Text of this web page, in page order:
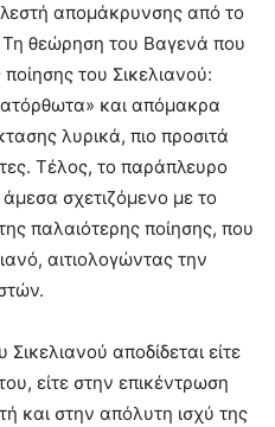
απομάκρυνσης από το
Τη θεώρηση του Βαγενά που
του Σικελιανού:
και απόμακρα
λυρικά, πιο προσιτά
Τέλος, το παράπλευρο
σχετιζόμενο με το
παλαιότερης ποίησης, που
αιτιολογώντας την
αποδίδεται είτε
είτε στην επικέντρωση
και στην απόλυτη ισχύ της